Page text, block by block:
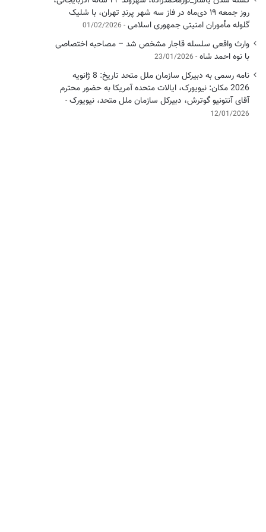
روز جمعه ۱۹ دی‌ماه در فاز سه شهر پرندِ تهران، با شلیک
گلوله مأموران امنیتی جمهوری اسلامی 01/02/2026
وارث واقعی سلسله قاجار مشخص شد – مصاحبه اختصاصی
با نوه احمد شاه 23/01/2026
نامه رسمی به دبیرکل سازمان ملل متحد تاریخ: 8 ژانویه
2026 مکان: نیویورک، ایالات متحده آمریکا به حضور محترم
آقای آنتونیو گوترش، دبیرکل سازمان ملل متحد، نیویورک
12/01/2026